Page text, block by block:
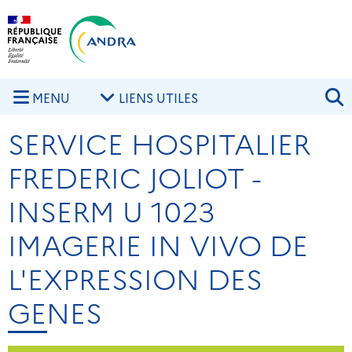
Aller au contenu principal
MENU LIENS UTILES
SERVICE HOSPITALIER
FREDERIC JOLIOT -
INSERM U 1023
IMAGERIE IN VIVO DE
L'EXPRESSION DES
GENES